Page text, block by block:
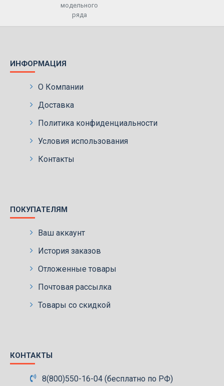
модельного
ряда
ИНФОРМАЦИЯ
О Компании
Доставка
Политика конфиденциальности
Условия использования
Контакты
ПОКУПАТЕЛЯМ
Ваш аккаунт
История заказов
Отложенные товары
Почтовая рассылка
Товары со скидкой
КОНТАКТЫ
8(800)550-16-04 (бесплатно по РФ)